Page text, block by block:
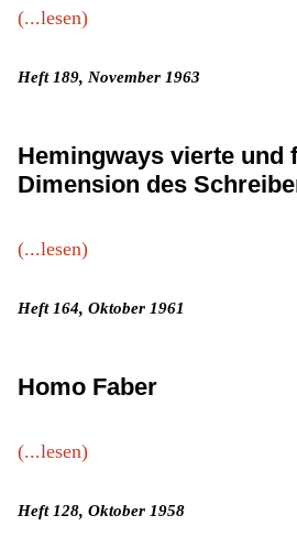
(...lesen)
Heft 189, November 1963
Hemingways vierte und
Dimension des
(...lesen)
Heft 164, Oktober 1961
Homo Faber
(...lesen)
Heft 128, Oktober 1958